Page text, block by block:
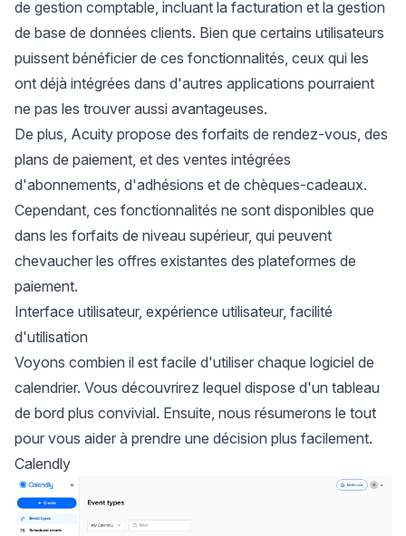
de gestion comptable, incluant la facturation et la gestion
de base de données clients. Bien que certains utilisateurs
puissent bénéficier de ces fonctionnalités, ceux qui les
ont déjà intégrées dans d'autres applications pourraient
ne pas les trouver aussi avantageuses.
De plus, Acuity propose des forfaits de rendez-vous, des
plans de paiement, et des ventes intégrées
d'abonnements, d'adhésions et de chèques-cadeaux.
Cependant, ces fonctionnalités ne sont disponibles que
dans les forfaits de niveau supérieur, qui peuvent
chevaucher les offres existantes des plateformes de
paiement.
Interface utilisateur, expérience utilisateur, facilité
d'utilisation
Voyons combien il est facile d'utiliser chaque logiciel de
calendrier. Vous découvrirez lequel dispose d'un tableau
de bord plus convivial. Ensuite, nous résumerons le tout
pour vous aider à prendre une décision plus facilement.
Calendly